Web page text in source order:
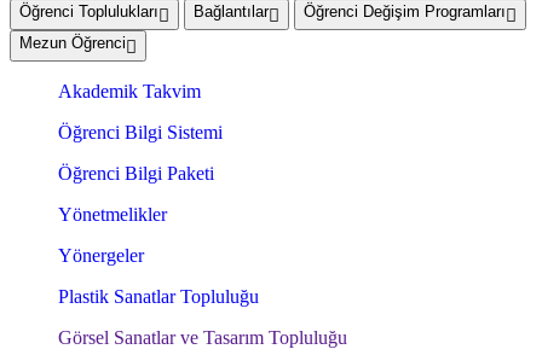
Öğrenci Toplulukları Bağlantılar
Öğrenci Değişim Programları
Mezun Öğrenci
Akademik Takvim
Öğrenci Bilgi Sistemi
Öğrenci Bilgi Paketi
Yönetmelikler
Yönergeler
Plastik Sanatlar Topluluğu
Görsel Sanatlar ve Tasarım Topluluğu